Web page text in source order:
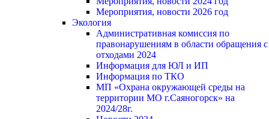
Мероприятия, новости 2026 год
Экология
Административная комиссия по
правонарушениям в области обращения с
отходами 2024
Информация для ЮЛ и ИП
Информация по ТКО
МП «Охрана окружающей среды на
территории МО г.Саяногорск» на
2024/28г.